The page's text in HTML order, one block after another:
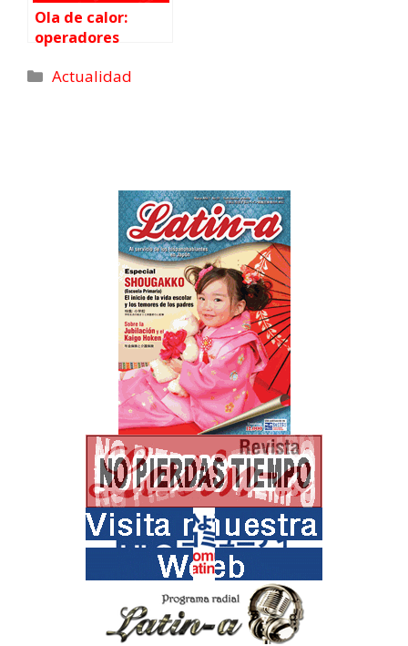
Ola de calor:
operadores
riesgos en
Actualidad